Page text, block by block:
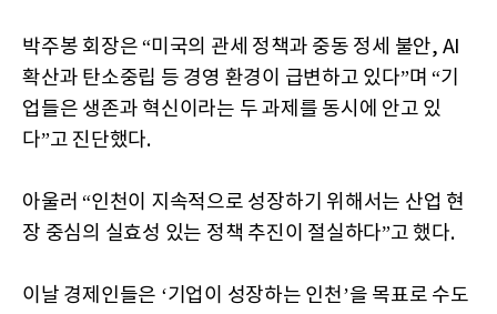
박주봉 회장은 “미국의 관세 정책과 중동 정세 불안, AI
확산과 탄소중립 등 경영 환경이 급변하고 있다”며 “기
업들은 생존과 혁신이라는 두 과제를 동시에 안고 있
다”고 진단했다.
아울러 “인천이 지속적으로 성장하기 위해서는 산업 현
장 중심의 실효성 있는 정책 추진이 절실하다”고 했다.
이날 경제인들은 ‘기업이 성장하는 인천’을 목표로 수도